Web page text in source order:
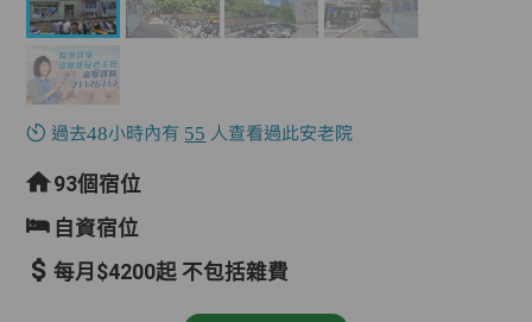
過去48小時內有 55 人查看過此安老院
93個宿位
自資宿位
每月$4200起 不包括雜費